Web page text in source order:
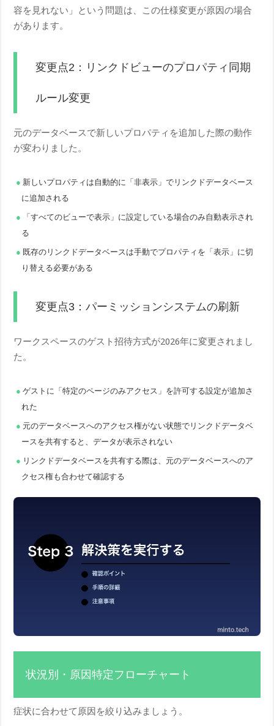
容を見れない」という問題は、この仕様変更が原因の場合
があります。
変更点2：リンクドビューのプロパティ同期
ルール変更
元のデータベースで新しいプロパティを追加した際の動作
が変わりました。
新しいプロパティは自動的に「非表示」でリンクドデータベース
に追加される
「すべてのビューで表示」に設定している場合のみ自動表示され
る
既存のリンクドデータベースは手動でプロパティを「表示」に切
り替える必要がある
変更点3：パーミッションシステムの刷新
ワークスペースのゲスト招待方式が2026年に変更されまし
た。
ゲストに「特定のページのみアクセス」を許可する設定が追加さ
れた
元のデータベースへのアクセス権がない状態でリンクドデータベ
ースを共有すると、データが表示されない
リンクドデータベースを共有する際は、元のデータベースへのア
クセス権も合わせて確認する
状況別・原因特定フローチャート
症状に合わせて原因を絞り込みましょう。